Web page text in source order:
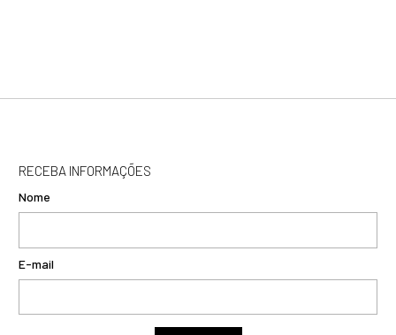
RECEBA INFORMAÇÕES
Nome
E-mail